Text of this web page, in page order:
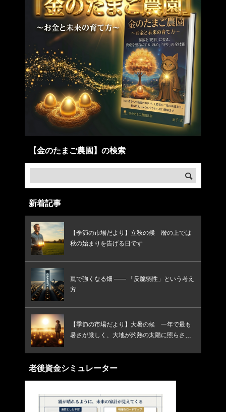
【金のたまご農園】の検索
新着記事
【季節の市場だより】立秋の候 暦の上では
秋の始まりを告げる日です
嵐で強くなる畑 —— 「反脆弱性」という考え
方
【季節の市場だより】大暑の候 一年で最も
暑さが厳しく、大地が灼熱の太陽に照らされ
老後資金シミュレーター